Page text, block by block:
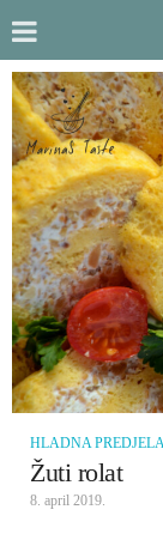
HLADNA
Žuti rolat
8. april 2019.